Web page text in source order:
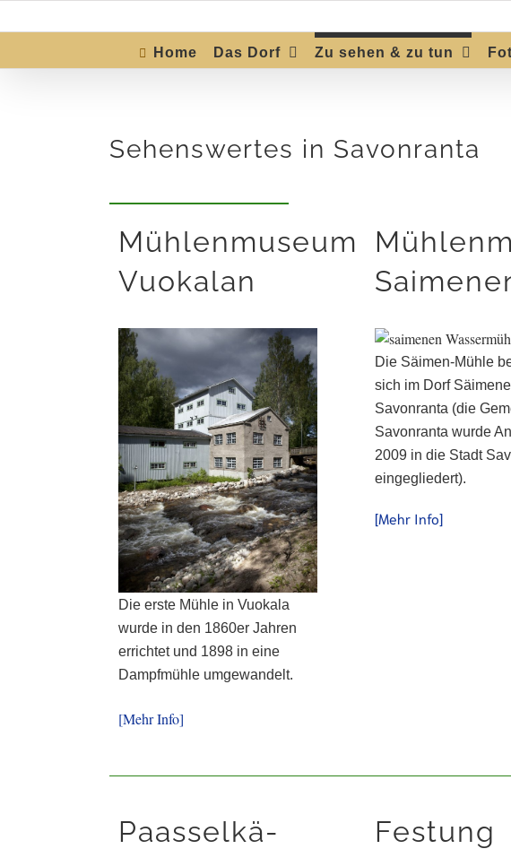
to
Home Das Dorf Zu sehen & zu tun
Sehenswertes in Savonranta
Mühlenmuseum
Vuokalan
Die erste Mühle in Vuokala
wurde in den 1860er Jahren
errichtet und 1898 in eine
Dampfmühle umgewandelt.
[Mehr Info]
Die Säimen-Mühle
sich im Dorf
Savonranta (die
Savonranta wurde
2009 in die Stadt
eingegliedert).
[Mehr Info]
Paasselkä-
Festung